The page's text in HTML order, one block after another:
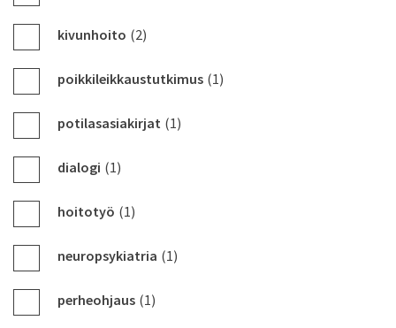
kivunhoito (2)
poikkileikkaustutkimus (1)
potilasasiakirjat (1)
dialogi (1)
hoitotyö (1)
neuropsykiatria (1)
perheohjaus (1)